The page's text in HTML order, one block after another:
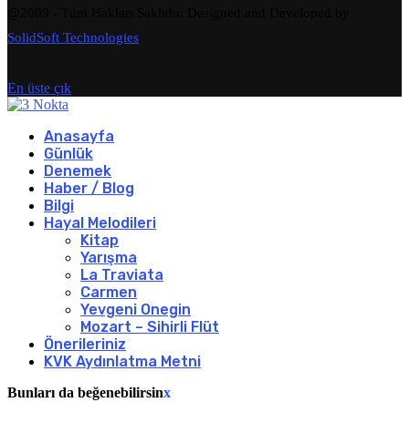
SolidSoft Technologies
En üste çık
Anasayfa
Günlük
Denemek
Haber / Blog
Bilgi
Hayal Melodileri
Kitap
Yarışma
La Traviata
Carmen
Yevgeni Onegin
Mozart – Sihirli Flüt
Önerileriniz
KVK Aydınlatma Metni
Bunları da beğenebilirsinx